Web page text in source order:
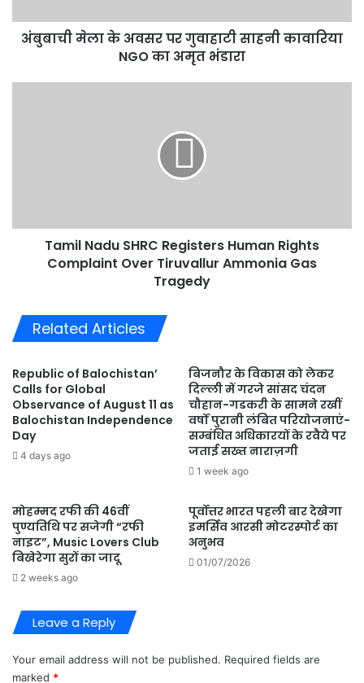
NGO
अंबुबाची मेला के अवसर पर गुवाहाटी साहनी कावारिया
NGO का अमृत भंडारा
Tiruvallur
AmmoniaTamil Nadu SHRC Registers Human Rights
Complaint Over Tiruvallur Ammonia Gas
Tragedy
Related Articles
Republic of Balochistan’
Calls for Global
Observance of August 11 as
Balochistan Independence
Day
4 days ago
बिजनौर के विकास को लेकर
दिल्ली में गरजे सांसद चंदन
चौहान-गडकरी के सामने रखीं
वर्षों पुरानी लंबित परियोजनाएं-
सम्बंधित अधिकारयों के रवैये पर
जताई सख्त नाराज़गी
1 week ago
मोहम्मद रफी की 46वीं
पुण्यतिथि पर सजेगी “रफी
नाइट”, Music Lovers Club
बिखेरेगा सुरों का जादू
2 weeks ago
पूर्वोत्तर भारत पहली बार देखेगा
इमर्सिव आरसी मोटरस्पोर्ट का
अनुभव
01/07/2026
Leave a Reply
Your email address will not be published. Required fields are
marked *